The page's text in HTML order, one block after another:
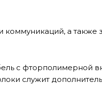
а также
c
служит